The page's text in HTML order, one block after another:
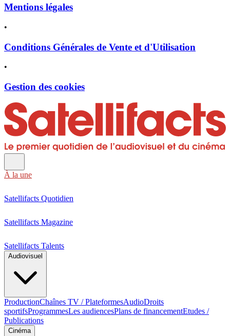
Mentions légales
•
Conditions Générales de Vente et d'Utilisation
•
Gestion des cookies
À la une
Satellifacts Quotidien
Satellifacts Magazine
Satellifacts Talents
Audiovisuel
ProductionChaînes TV / PlateformesAudioDroits
sportifsProgrammesLes audiencesPlans de financementEtudes /
Publications
Cinéma